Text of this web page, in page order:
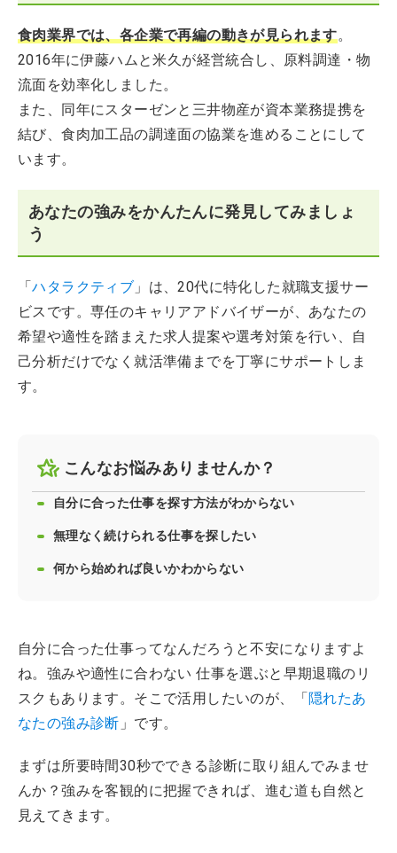
食肉業界では、各企業で再編の動きが見られます。
2016年に伊藤ハムと米久が経営統合し、原料調達・物
流面を効率化しました。
また、同年にスターゼンと三井物産が資本業務提携を
結び、食肉加工品の調達面の協業を進めることにして
います。
あなたの強みをかんたんに発見してみましょ
う
「ハタラクティブ 」は、20代に特化した就職支援サー
ビスです。専任のキャリアアドバイザーが、あなたの
希望や適性を踏まえた求人提案や選考対策を行い、自
己分析だけでなく就活準備までを丁寧にサポートしま
す。
こんなお悩みありませんか？
自分に合った仕事を探す方法がわからない
無理なく続けられる仕事を探したい
何から始めれば良いかわからない
自分に合った仕事ってなんだろうと不安になりますよ
ね。強みや適性に合わない 仕事を選ぶと早期退職のリ
スクもあります。そこで活用したいのが、「隠れたあ
なたの強み診断 」です。
まずは所要時間30秒でできる診断に取り組んでみませ
んか？強みを客観的に把握できれば、進む道も自然と
見えてきます。